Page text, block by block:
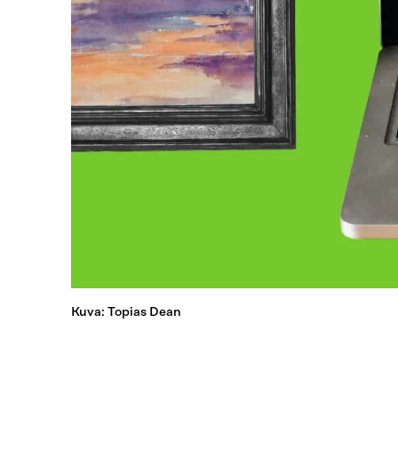
Kuva: Topias Dean